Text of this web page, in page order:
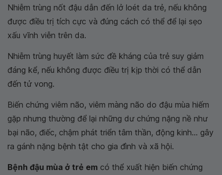
Nhiễm trùng nốt đậu dẫn đến lở loét da trẻ, nếu không
được điều trị tích cực và đúng cách có thể để lại sẹo
xấu vĩnh viễn trên da.
Nhiễm trùng huyết làm sức đề kháng của trẻ suy giảm
đáng kể, nếu không được điều trị kịp thời có thể dẫn
đến tử vong.
Biến chứng viêm não, viêm màng não do đậu mùa hiếm
gặp nhưng thường để lại những dư chứng nặng nề như
bại não, điếc, chậm phát triển tâm thần, động kinh... gây
ra gánh nặng bệnh tật cho gia đình và xã hội.
Bệnh đậu mùa ở trẻ em có thể xuất hiện biến chứng